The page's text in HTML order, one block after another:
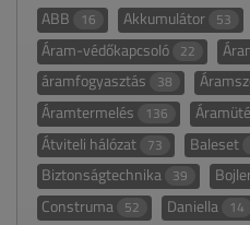
ABB 16 Akkumulátor 53
Áram-védőkapcsoló 22
áramfogyasztás 38
Áramtermelés 136
Átviteli hálózat 73 Baleset
Biztonságtechnika 39
Construma 52 Daniella 14